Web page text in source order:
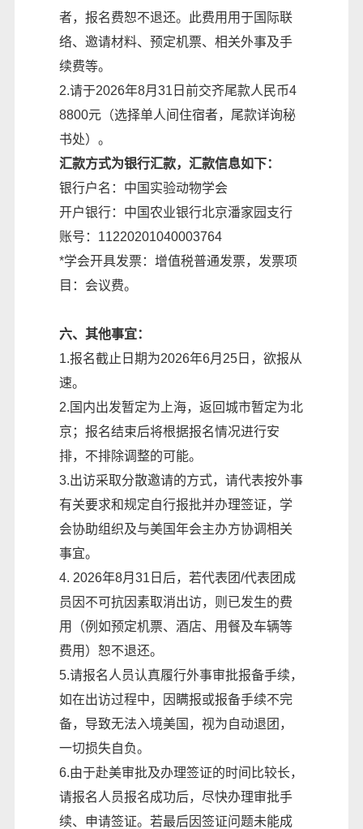
者，报名费恕不退还。此费用用于国际联
络、邀请材料、预定机票、相关外事及手
续费等。
2.请于2026年8月31日前交齐尾款人民币4
8800元（选择单人间住宿者，尾款详询秘
书处）。
汇款方式为银行汇款，汇款信息如下：
银行户名：中国实验动物学会
开户银行：中国农业银行北京潘家园支行
账号：11220201040003764
*学会开具发票：增值税普通发票，发票项
目：会议费。
六、其他事宜：
1.报名截止日期为2026年6月25日，欲报从
速。
2.国内出发暂定为上海，返回城市暂定为北
京；报名结束后将根据报名情况进行安
排，不排除调整的可能。
3.出访采取分散邀请的方式，请代表按外事
有关要求和规定自行报批并办理签证，学
会协助组织及与美国年会主办方协调相关
事宜。
4. 2026年8月31日后，若代表团/代表团成
员因不可抗因素取消出访，则已发生的费
用（例如预定机票、酒店、用餐及车辆等
费用）恕不退还。
5.请报名人员认真履行外事审批报备手续，
如在出访过程中，因瞒报或报备手续不完
备，导致无法入境美国，视为自动退团，
一切损失自负。
6.由于赴美审批及办理签证的时间比较长，
请报名人员报名成功后，尽快办理审批手
续、申请签证。若最后因签证问题未能成